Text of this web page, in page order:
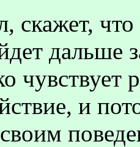
скажет,
дальше
чувствует
и